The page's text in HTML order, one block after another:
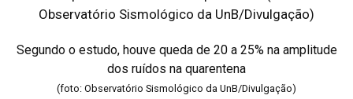
Segundo o estudo, houve queda de 20 a 25% na amplitude
dos ruídos na quarentena
(foto: Observatório Sismológico da UnB/Divulgação)